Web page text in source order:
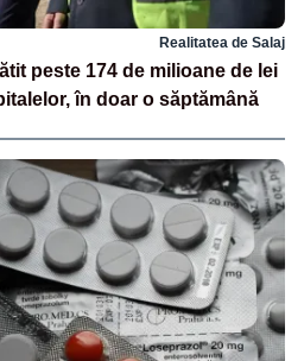
Realitatea de Salaj
peste 174 de milioane de lei
în doar o săptămână